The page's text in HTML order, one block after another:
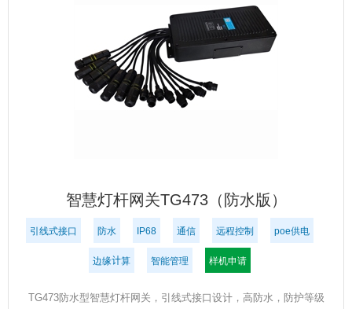
智慧灯杆网关TG473（防水版）
引线式接口 防水 IP68 通信 远程控制 poe供电
边缘计算 智能管理 样机申请
TG473防水型智慧灯杆网关，引线式接口设计，高防水，防护等级